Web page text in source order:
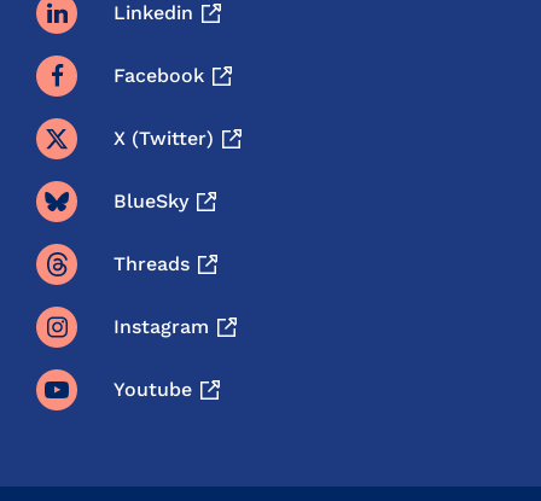
Linkedin
Facebook
X (twitter)
BlueSky
Threads
Instagram
Youtube